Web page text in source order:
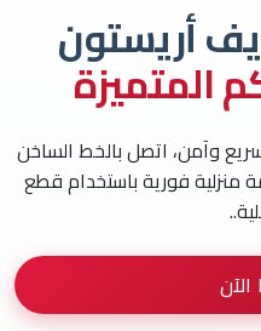
أريستون
المتميزة
وآمن، اتصل بالخط الساخن
منزلية فورية باستخدام قطع
الآن